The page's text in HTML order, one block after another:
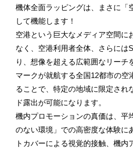
機体全面ラッピングは、まさに「
して機能します！
空港という巨大なメディア空間に
なく、空港利用者全体、さらには
り、想像を超える広範囲なリーチ
マークが就航する全国12都市の空
ることで、特定の地域に限定され
ド露出が可能になります。
機内プロモーションの真価は、平
のない環境」での高密度な体験に
トカバーによる視覚的接触、機内